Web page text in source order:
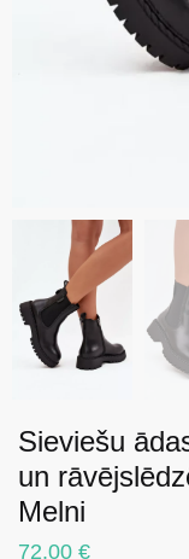
Sieviešu
un
Melni
72.00 €